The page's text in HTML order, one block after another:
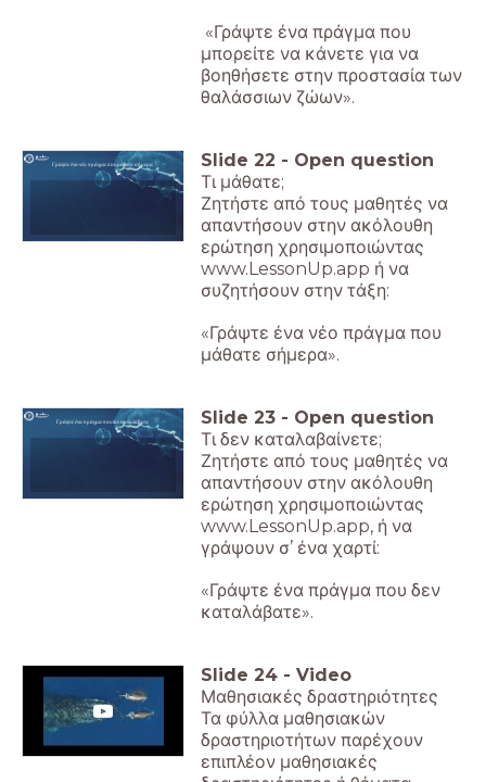
«Γράψτε ένα πράγμα που
μπορείτε να κάνετε για να
βοηθήσετε στην προστασία των
θαλάσσιων ζώων».
Γράψτε ένα νέο πράγμα που μάθατε σήμερα Slide 22 - Open question
Τι μάθατε;
Ζητήστε από τους μαθητές να
απαντήσουν στην ακόλουθη
ερώτηση χρησιμοποιώντας
www.LessonUp.app ή να
συζητήσουν στην τάξη:
«Γράψτε ένα νέο πράγμα που
μάθατε σήμερα».
Γράψτε ένα πράγμα που δεν καταλάβατε Slide 23 - Open question
Τι δεν καταλαβαίνετε;
Ζητήστε από τους μαθητές να
απαντήσουν στην ακόλουθη
ερώτηση χρησιμοποιώντας
www.LessonUp.app, ή να
γράψουν σ’ ένα χαρτί:
«Γράψτε ένα πράγμα που δεν
καταλάβατε».
Slide 24 - Video
Μαθησιακές δραστηριότητες
Τα φύλλα μαθησιακών
δραστηριοτήτων παρέχουν
επιπλέον μαθησιακές